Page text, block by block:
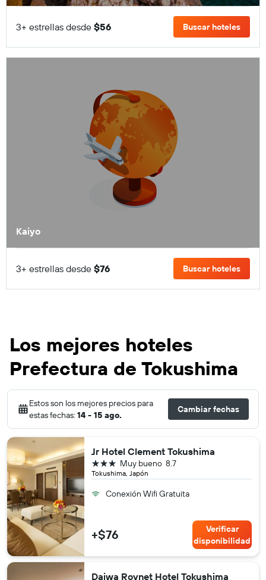
3+ estrellas desde $56 Buscar hoteles
Kaiyo
3+ estrellas desde $76 Buscar hoteles
Los mejores hoteles
Prefectura de Tokushima
Estos son los mejores precios para
estas fechas: 14 - 15 ago.
Cambiar fechas
Jr Hotel Clement Tokushima
Tokushima, Japón
8.7
Muy bueno
3 estrellas
Conexión Wifi Gratuita
+$76
Verificar
disponibilidad
Daiwa Roynet Hotel Tokushima